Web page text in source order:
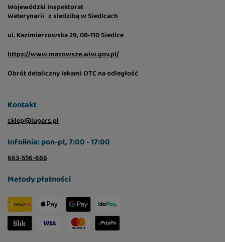
Wojewódzki Inspektorat
Weterynarii z siedzibą w Siedlcach
ul. Kazimierzowska 29, 08-110 Siedlce
https://www.mazowsze.wiw.gov.pl/
Obrót detaliczny lekami OTC na odległość
Kontakt
sklep@lugers.pl
Infolinia: pon-pt, 7:00 - 17:00
663-556-666
Metody płatności